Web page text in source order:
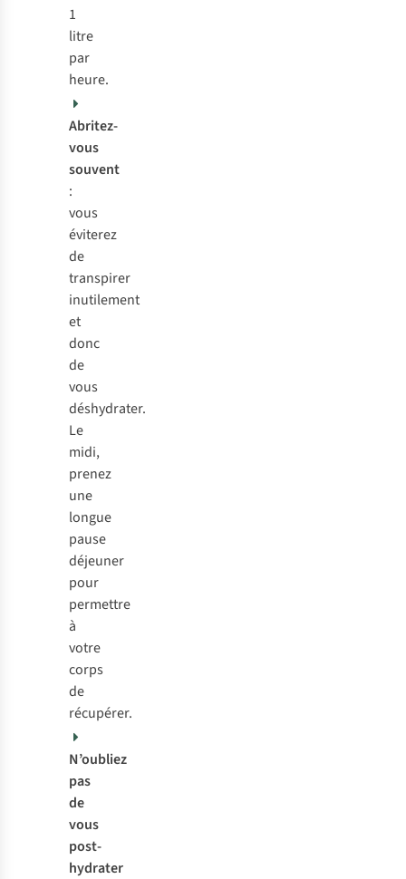
1
litre
par
heure.
Abritez-
vous
souvent
:
vous
éviterez
de
transpirer
inutilement
et
donc
de
vous
déshydrater.
Le
midi,
prenez
une
longue
pause
déjeuner
pour
permettre
à
votre
corps
de
récupérer.
N’oubliez
pas
de
vous
post-
hydrater